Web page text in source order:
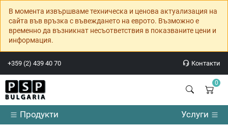
В момента извършваме техническа и ценова актуализация на
сайта във връзка с въвеждането на еврото. Възможно е
временно да възникнат несъответствия в показваните цени и
информация.
+359 (2) 439 40 70 Контакти
0
Продукти Услуги